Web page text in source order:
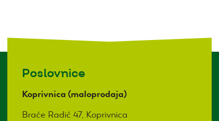
Poslovnice
Koprivnica (maloprodaja)
Braće Radić 47, Koprivnica